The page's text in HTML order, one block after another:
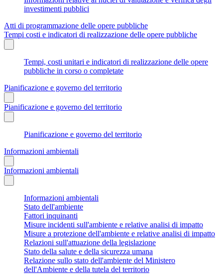
investimenti pubblici
Atti di programmazione delle opere pubbliche
Tempi costi e indicatori di realizzazione delle opere pubbliche
Tempi, costi unitari e indicatori di realizzazione delle opere
pubbliche in corso o completate
Pianificazione e governo del territorio
Pianificazione e governo del territorio
Pianificazione e governo del territorio
Informazioni ambientali
Informazioni ambientali
Informazioni ambientali
Stato dell'ambiente
Fattori inquinanti
Misure incidenti sull'ambiente e relative analisi di impatto
Misure a protezione dell'ambiente e relative analisi di impatto
Relazioni sull'attuazione della legislazione
Stato della salute e della sicurezza umana
Relazione sullo stato dell'ambiente del Ministero
dell'Ambiente e della tutela del territorio